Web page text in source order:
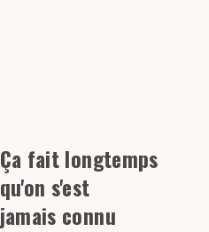
Ça fait longtemps
qu'on s'est
jamais connu